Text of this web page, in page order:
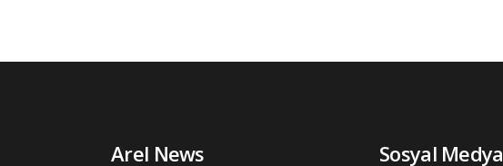
Arel News Sosyal Medya